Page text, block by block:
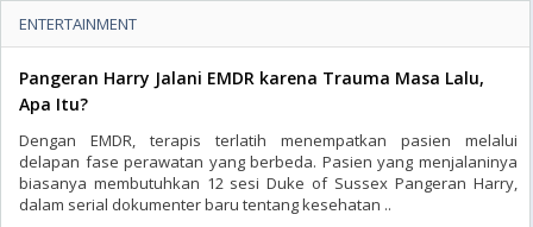
ENTERTAINMENT
Pangeran Harry Jalani EMDR karena Trauma Masa Lalu,
Apa Itu?
Dengan EMDR, terapis terlatih menempatkan pasien melalui
delapan fase perawatan yang berbeda. Pasien yang menjalaninya
biasanya membutuhkan 12 sesi Duke of Sussex Pangeran Harry,
dalam serial dokumenter baru tentang kesehatan ..